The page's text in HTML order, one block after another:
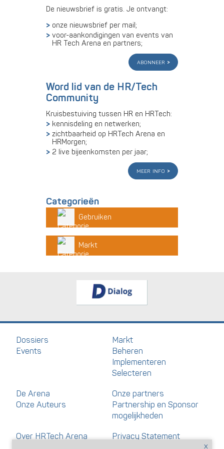
De nieuwsbrief is gratis. Je ontvangt:
onze nieuwsbrief per mail;
voor-aankondigingen van events van
HR Tech Arena en partners;
abonneer
Word lid van de HR/Tech
Community
Kruisbestuiving tussen HR en HRTech:
kennisdeling en netwerken;
zichtbaarheid op HRTech Arena en
HRMorgen;
2 live bijeenkomsten per jaar;
meer info
Categorieën
Gebruiken
Markt
Dossiers
Events
Markt
Beheren
Implementeren
Selecteren
De Arena
Onze Auteurs
Onze partners
Partnership en Sponsor
mogelijkheden
Over HRTech Arena
Privacy Statement